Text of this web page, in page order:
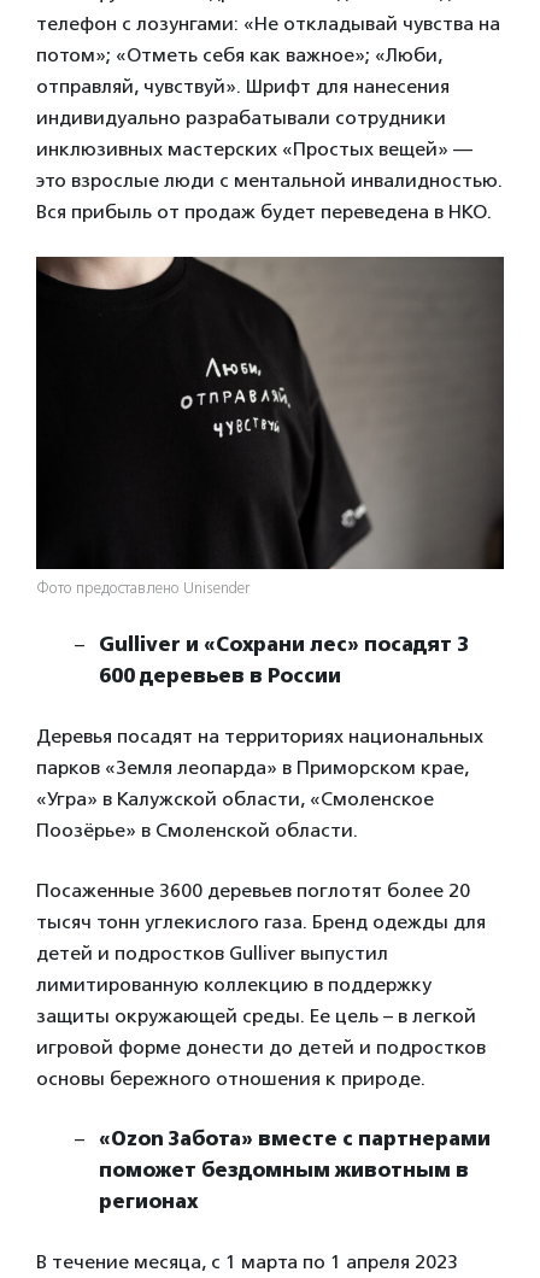
телефон с лозунгами: «Не откладывай чувства на
потом»; «Отметь себя как важное»; «Люби,
отправляй, чувствуй». Шрифт для нанесения
индивидуально разрабатывали сотрудники
инклюзивных мастерских «Простых вещей» —
это взрослые люди с ментальной инвалидностью.
Вся прибыль от продаж будет переведена в НКО.
Фото предоставлено Unisender
Gulliver и «Сохрани лес» посадят 3
600 деревьев в России
Деревья посадят на территориях национальных
парков «Земля леопарда» в Приморском крае,
«Угра» в Калужской области, «Смоленское
Поозёрье» в Смоленской области.
Посаженные 3600 деревьев поглотят более 20
тысяч тонн углекислого газа. Бренд одежды для
детей и подростков Gulliver выпустил
лимитированную коллекцию в поддержку
защиты окружающей среды. Ее цель – в легкой
игровой форме донести до детей и подростков
основы бережного отношения к природе.
«Ozon Забота» вместе с партнерами
поможет бездомным животным в
регионах
В течение месяца, с 1 марта по 1 апреля 2023